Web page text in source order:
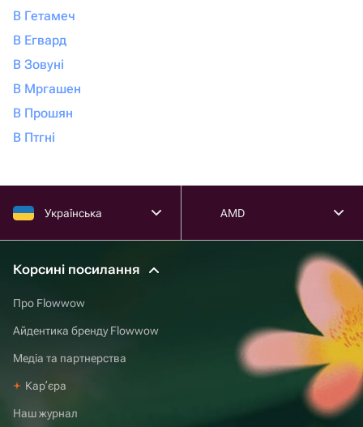
В Гетамеч
В Егвард
В Зовуні
В Мргашен
В Прошян
В Птгні
Українська AMD
Корсині посилання
Про Flowwow
Айдентика бренду Flowwow
Медіа та партнерства
Карʼєра
Наш журнал